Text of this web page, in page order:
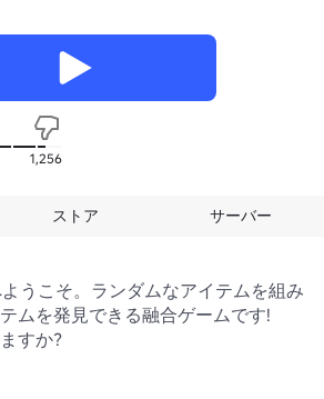
1,256
ストア サーバー
うこそ。ランダムなアイテムを組み
ムを発見できる融合ゲームです!
すか?